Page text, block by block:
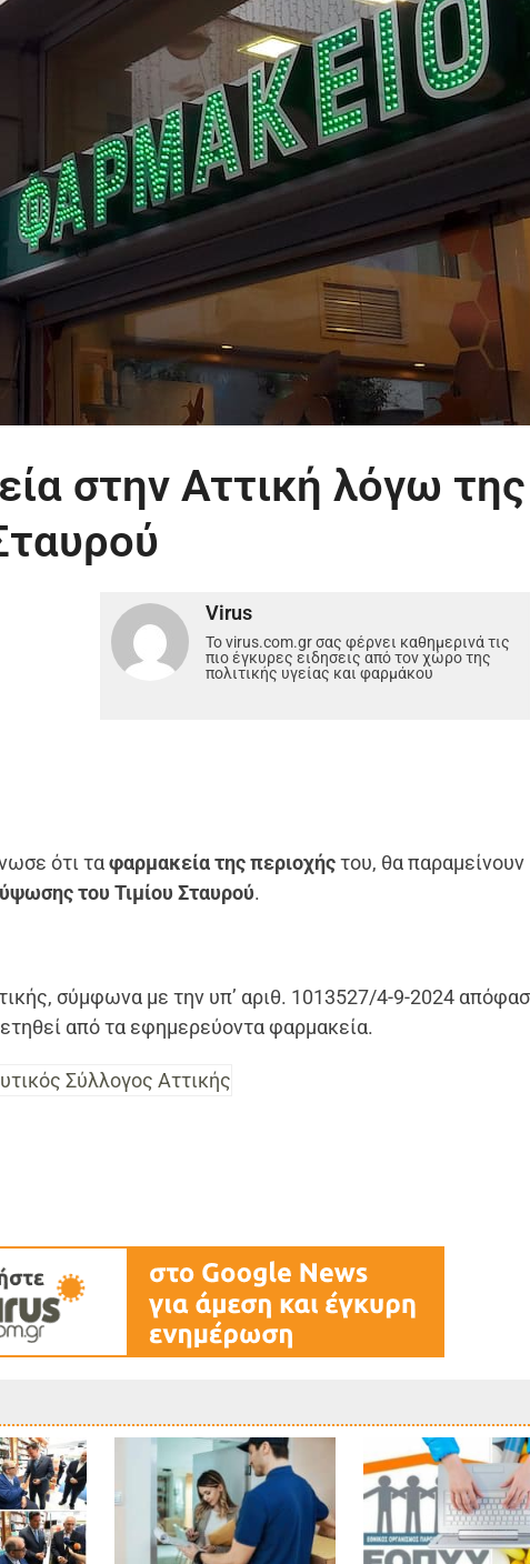
στην Αττική λόγω της
Virus
Το virus.com.gr σας φέρνει καθημερινά τις
πιο έγκυρες ειδησεις από τον χώρο της
πολιτικής υγείας και φαρμάκου
ότι ταφαρμακεία της περιοχήςτου, θα παραμείνουν
του Τιμίου Σταυρού.
σύμφωνα με την υπ’ αριθ. 1013527/4-9-2024
από τα εφημερεύοντα φαρμακεία.
Σύλλογος Αττικής